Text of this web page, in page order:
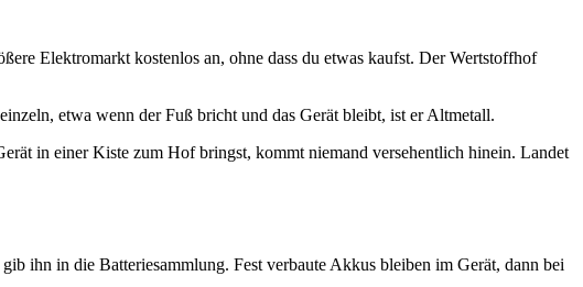
Elektromarkt kostenlos an, ohne dass du etwas kaufst. Der Wertstoffhof
etwa wenn der Fuß bricht und das Gerät bleibt, ist er Altmetall.
in einer Kiste zum Hof bringst, kommt niemand versehentlich hinein. Landet
ihn in die Batteriesammlung. Fest verbaute Akkus bleiben im Gerät, dann bei